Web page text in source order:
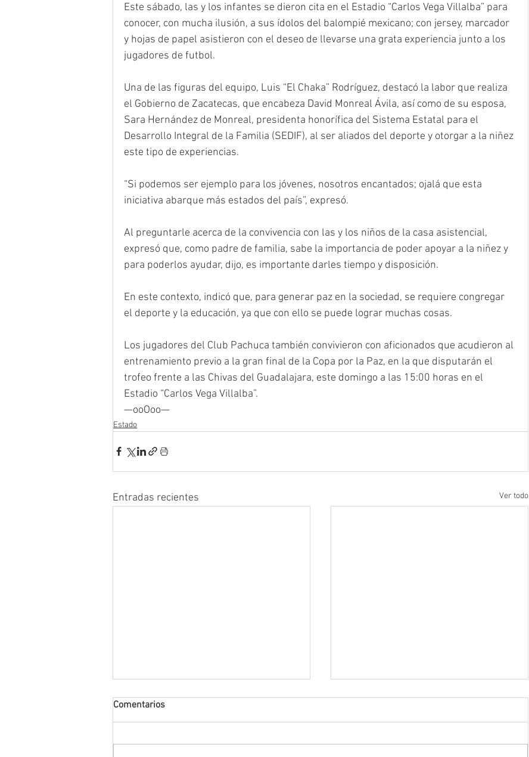
Este sábado, las y los infantes se dieron cita en el Estadio “Carlos Vega Villalba” para
conocer, con mucha ilusión, a sus ídolos del balompié mexicano; con jersey, marcador
y hojas de papel asistieron con el deseo de llevarse una grata experiencia junto a los
jugadores de futbol.
Una de las figuras del equipo, Luis “El Chaka” Rodríguez, destacó la labor que realiza
el Gobierno de Zacatecas, que encabeza David Monreal Ávila, así como de su esposa,
Sara Hernández de Monreal, presidenta honorífica del Sistema Estatal para el
Desarrollo Integral de la Familia (SEDIF), al ser aliados del deporte y otorgar a la niñez
este tipo de experiencias.
“Si podemos ser ejemplo para los jóvenes, nosotros encantados; ojalá que esta
iniciativa abarque más estados del país”, expresó.
Al preguntarle acerca de la convivencia con las y los niños de la casa asistencial,
expresó que, como padre de familia, sabe la importancia de poder apoyar a la niñez y
para poderlos ayudar, dijo, es importante darles tiempo y disposición.
En este contexto, indicó que, para generar paz en la sociedad, se requiere congregar
el deporte y la educación, ya que con ello se puede lograr muchas cosas.
Los jugadores del Club Pachuca también convivieron con aficionados que acudieron al
entrenamiento previo a la gran final de la Copa por la Paz, en la que disputarán el
trofeo frente a las Chivas del Guadalajara, este domingo a las 15:00 horas en el
Estadio “Carlos Vega Villalba”.
—ooOoo—
Estado
Entradas recientes Ver todo
Comentarios